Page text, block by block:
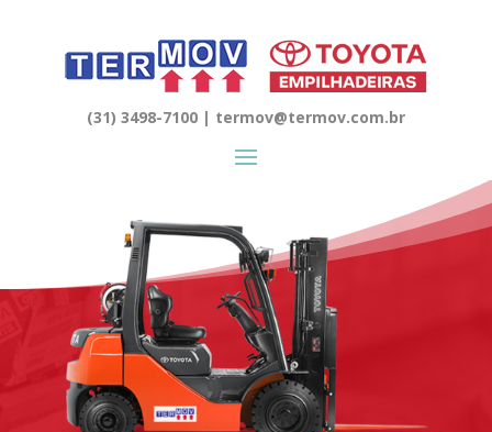
(31) 3498-7100 | termov@termov.com.br